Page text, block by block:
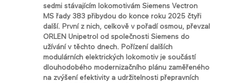
sedmi stávajícím lokomotivám Siemens Vectron
MS řady 383 přibydou do konce roku 2025 čtyři
další. První z nich, celkově v pořadí osmou, převzal
ORLEN Unipetrol od společnosti Siemens do
užívání v těchto dnech. Pořízení dalších
modulárních elektrických lokomotiv je součástí
dlouhodobého modernizačního plánu zaměřeného
na zvýšení efektivity a udržitelnosti přepravních